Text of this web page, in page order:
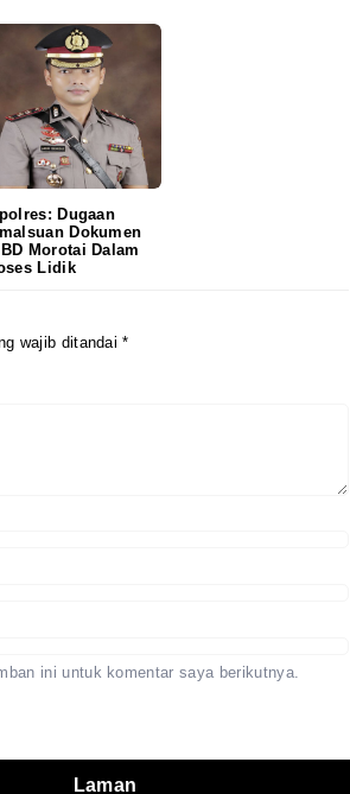
Dugaan
Dokumen
Morotai Dalam
Lidik
wajib ditandai*
ini untuk komentar saya berikutnya.
Laman